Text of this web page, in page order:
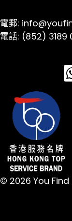
電郵:
電話: (852) 3189
© 2026 You Find